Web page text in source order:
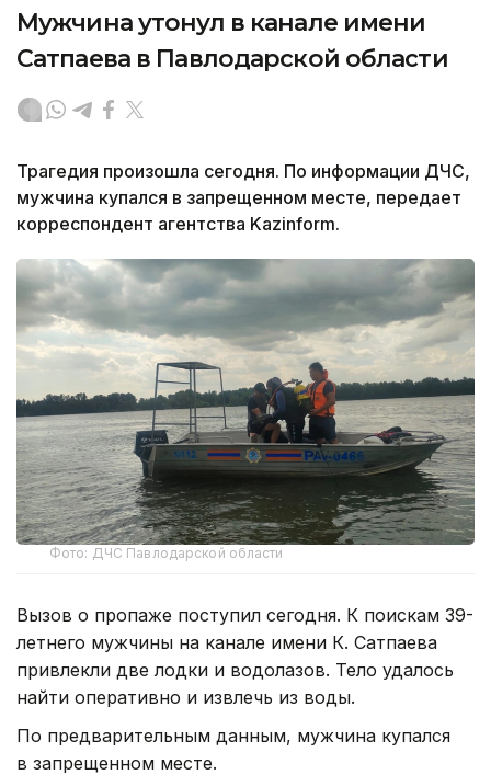
Мужчина утонул в канале имени
Сатпаева в Павлодарской области
Трагедия произошла сегодня. По информации ДЧС,
мужчина купался в запрещенном месте, передает
корреспондент агентства Kazinform.
Фото: ДЧС Павлодарской области
Вызов о пропаже поступил сегодня. К поискам 39-
летнего мужчины на канале имени К. Сатпаева
привлекли две лодки и водолазов. Тело удалось
найти оперативно и извлечь из воды.
По предварительным данным, мужчина купался
в запрещенном месте.